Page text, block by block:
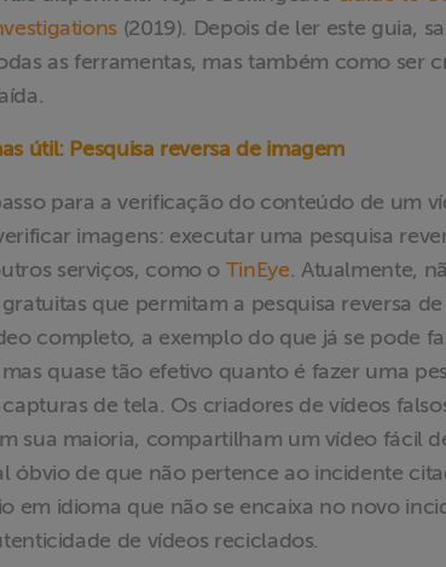
(2019). Depois de ler este guia,
as ferramentas, mas também como ser
útil: Pesquisa reversa de imagem
para a verificação do conteúdo de um
imagens: executar uma pesquisa
serviços, como o TinEye. Atualmente,
que permitam a pesquisa reversa
completo, a exemplo do que já se pode
quase tão efetivo quanto é fazer uma
de tela. Os criadores de vídeos
sua maioria, compartilham um vídeo fácil
óbvio de que não pertence ao incidente
em idioma que não se encaixa no novo
de vídeos reciclados.